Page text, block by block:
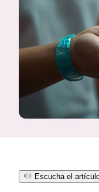
Escucha el